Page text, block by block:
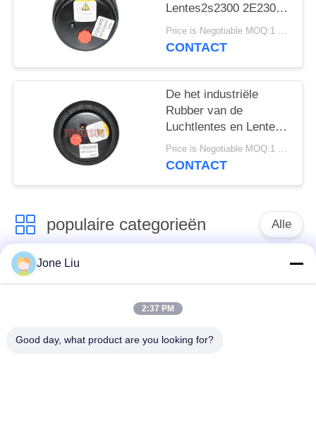
Lentes2s2300 2E2300
Lucht van de
vrachtwagenlucht
Price is Negotiable MOQ:1 PC
CONTACT
De het industriële
Rubber van de
Luchtlentes en Lente
van de Staal2e6*6
2S70-13 Lucht
Price is Negotiable MOQ:1 PC
CONTACT
populaire categorieën Alle
De Schok van de
luchtopschorting
luchtopschorting
Benz de Delen
BMW-de Delen van
Jone Liu
2:37 PM
Good day, what product are you looking for?